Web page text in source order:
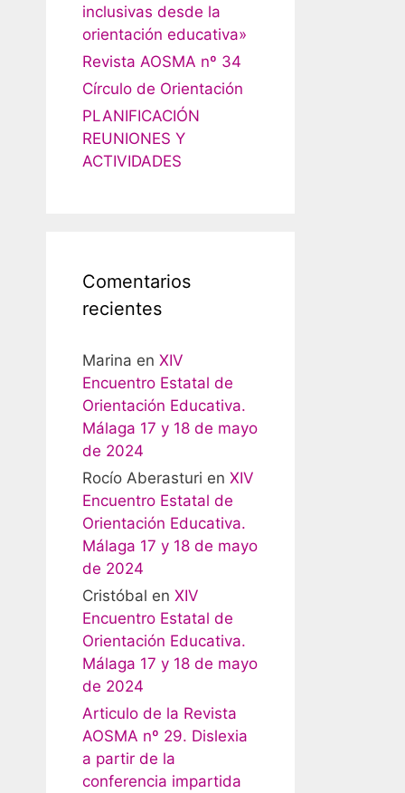
inclusivas desde la
orientación educativa»
Revista AOSMA nº 34
Círculo de Orientación
PLANIFICACIÓN
REUNIONES Y
ACTIVIDADES
Comentarios
recientes
Marina en XIV
Encuentro Estatal de
Orientación Educativa.
Málaga 17 y 18 de mayo
de 2024
Rocío Aberasturi en XIV
Encuentro Estatal de
Orientación Educativa.
Málaga 17 y 18 de mayo
de 2024
Cristóbal en XIV
Encuentro Estatal de
Orientación Educativa.
Málaga 17 y 18 de mayo
de 2024
Articulo de la Revista
AOSMA nº 29. Dislexia
a partir de la
conferencia impartida